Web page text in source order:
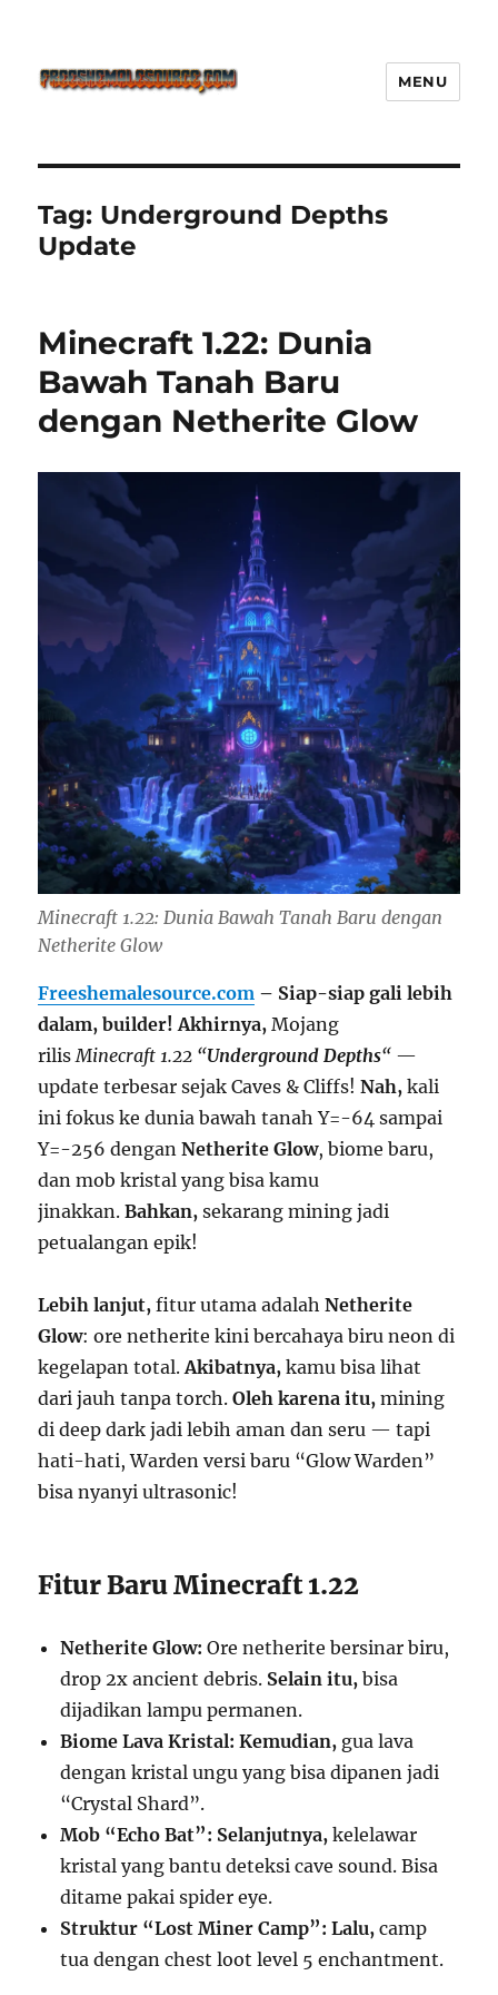
Defense Main Game Ini Pasti
Ketagihan!
MENU
Tag: Underground Depths
Update
Minecraft 1.22: Dunia
Bawah Tanah Baru
dengan Netherite Glow
Minecraft 1.22: Dunia Bawah Tanah Baru dengan
Netherite Glow
Freeshemalesource.com – Siap-siap gali lebih
dalam, builder! Akhirnya, Mojang
rilis Minecraft 1.22 “Underground Depths“ —
update terbesar sejak Caves & Cliffs!Nah, kali
ini fokus ke dunia bawah tanah Y=-64 sampai
Y=-256 denganNetherite Glow, biome baru,
dan mob kristal yang bisa kamu
jinakkan.Bahkan, sekarang mining jadi
petualangan epik!
Lebih lanjut, fitur utama adalahNetherite
Glow: ore netherite kini bercahaya biru neon di
kegelapan total.Akibatnya, kamu bisa lihat
dari jauh tanpa torch.Oleh karena itu, mining
di deep dark jadi lebih aman dan seru — tapi
hati-hati, Warden versi baru “Glow Warden”
bisa nyanyi ultrasonic!
Fitur Baru Minecraft 1.22
Netherite Glow: Ore netherite bersinar biru,
drop 2x ancient debris. Selain itu, bisa
dijadikan lampu permanen.
Biome Lava Kristal: Kemudian, gua lava
dengan kristal ungu yang bisa dipanen jadi
“Crystal Shard”.
Mob “Echo Bat”: Selanjutnya, kelelawar
kristal yang bantu deteksi cave sound. Bisa
ditame pakai spider eye.
Struktur “Lost Miner Camp”: Lalu, camp
tua dengan chest loot level 5 enchantment.